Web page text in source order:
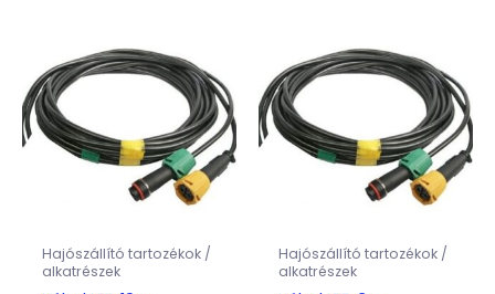
Hajószállító tartozékok /
alkatrészek
Hajószállító tartozékok /
alkatrészek